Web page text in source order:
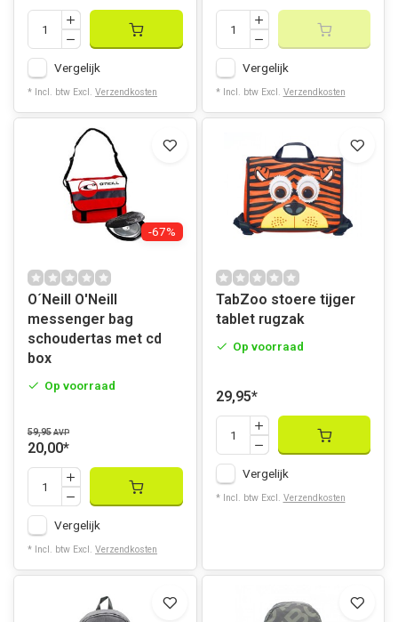
Vergelijk
* Incl. btw Excl. Verzendkosten
Vergelijk
* Incl. btw Excl. Verzendkosten
-67%
O´Neill O'Neill
messenger bag
schoudertas met cd
box
Op voorraad
59,95 AVP
20,00*
Vergelijk
* Incl. btw Excl. Verzendkosten
TabZoo stoere tijger
tablet rugzak
Op voorraad
29,95*
Vergelijk
* Incl. btw Excl. Verzendkosten